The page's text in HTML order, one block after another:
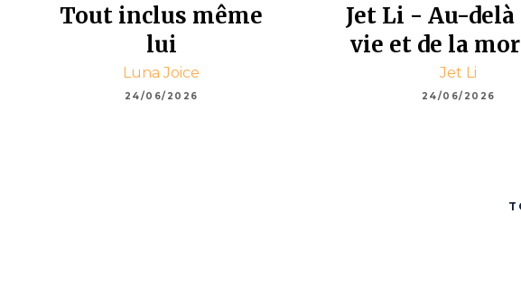
Tout inclus même
lui
Luna Joice
24/06/2026
Jet Li - Au-delà
vie et de la
Jet Li
24/06/2026